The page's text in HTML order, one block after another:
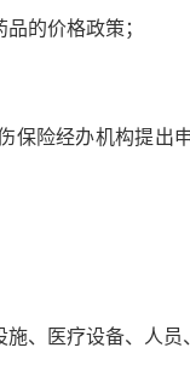
的价格政策；
险经办机构提出
、医疗设备、人员